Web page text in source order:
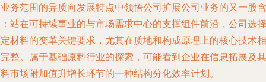
务范围的异质向发展特点中领悟公司扩展公司业务的又一股含
站在可持续事业的与市场需求中心的支撑组件前沿，公司选择
材料的变革关键要求，尤其在质地和构成原理上的核心技术相
整。属于基础原料行业的探索，可能看到企业在信息拓展及其
市场附加值升增长环节的一种结构分化效率计划。